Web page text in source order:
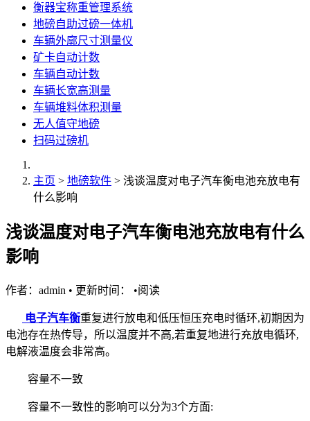
衡器宝称重管理系统
地磅自助过磅一体机
车辆外廓尺寸测量仪
矿卡自动计数
车辆自动计数
车辆长宽高测量
车辆堆料体积测量
无人值守地磅
扫码过磅机
主页 > 地磅软件 > 浅谈温度对电子汽车衡电池充放电有
什么影响
浅谈温度对电子汽车衡电池充放电有什么
影响
作者：admin • 更新时间： •阅读
电子汽车衡重复进行放电和低压恒压充电时循环,初期因为
电池存在热传导，所以温度并不高,若重复地进行充放电循环,
电解液温度会非常高。
容量不一致
容量不一致性的影响可以分为3个方面: